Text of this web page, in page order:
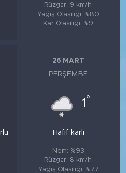
Rüzgar: 9 km/h
Yağış Olasılığı: %80
Kar Olasılığı: %9
26 MART
PERŞEMBE
1 °
Hafif karlı
Nem: %93
Rüzgar: 8 km/h
Yağış Olasılığı: %77